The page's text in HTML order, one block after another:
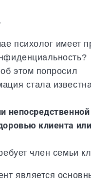
психолог имеет
этом попросил
стала
клиента
член семьи
является